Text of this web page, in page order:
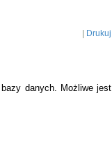
Drukuj
danych. Możliwe jest